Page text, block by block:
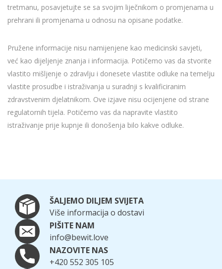
tretmanu, posavjetujte se sa svojim liječnikom o promjenama u
prehrani ili promjenama u odnosu na opisane podatke.
Pružene informacije nisu namijenjene kao medicinski savjeti,
već kao dijeljenje znanja i informacija. Potičemo vas da stvorite
vlastito mišljenje o zdravlju i donesete vlastite odluke na temelju
vlastite prosudbe i istraživanja u suradnji s kvalificiranim
zdravstvenim djelatnikom. Ove izjave nisu ocijenjene od strane
regulatornih tijela. Potičemo vas da napravite vlastito
istraživanje prije kupnje ili donošenja bilo kakve odluke.
ŠALJEMO DILJEM SVIJETA
Više informacija o dostavi
PIŠITE NAM
info@bewit.love
NAZOVITE NAS
+420 552 305 105